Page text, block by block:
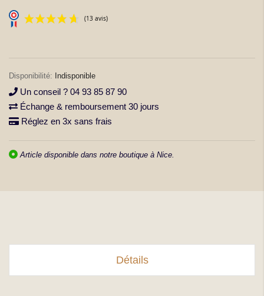
la
(13 avis)
Indisponible
Un conseil ? 04 93 85 87 90
Échange & remboursement 30 jours
Réglez en 3x sans frais
Article disponible dans notre boutique à Nice.
Détails